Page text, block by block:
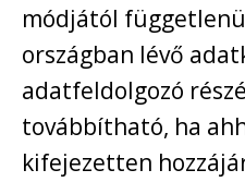
módjától
országban lévő
adatfeldolgozó
továbbítható, ha
kifejezetten